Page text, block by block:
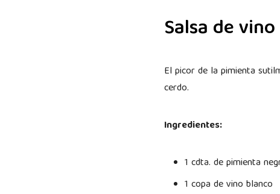
Salsa de
El picor de la pimienta
cerdo.
Ingredientes:
1 cdta. de pimienta
1 copa de vino blanco